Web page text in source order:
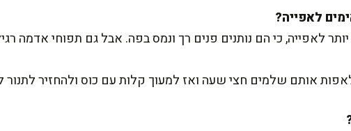
לאפייה, כי הם נותנים פנים רך ונמס בפה. אבל גם תפוחי אדמה
שלמים חצי שעה ואז למעוך קלות עם כוס ולהחזיר לתנור לעוד 15-20 דק'